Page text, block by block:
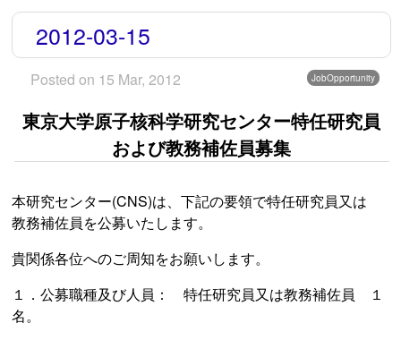
2012-03-15
Posted on 15 Mar, 2012 JobOpportunity
東京大学原子核科学研究センター特任研究員
および教務補佐員募集
本研究センター(CNS)は、下記の要領で特任研究員又は
教務補佐員を公募いたします。
貴関係各位へのご周知をお願いします。
１．公募職種及び人員： 特任研究員又は教務補佐員 １
名。